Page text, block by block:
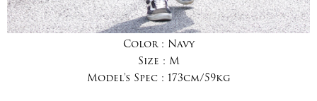
Color : Navy
Size : M
Model's Spec : 173cm/59kg